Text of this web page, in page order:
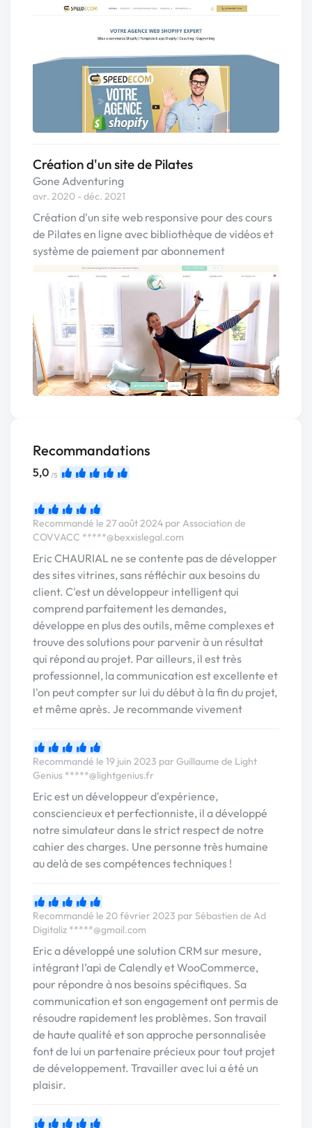
Création d'un site de Pilates
Gone Adventuring
avr. 2020 - déc. 2021
Création d'un site web responsive pour des cours
de Pilates en ligne avec bibliothèque de vidéos et
système de paiement par abonnement
Recommandations
5,0 /5
Recommandé le 27 août 2024 par Association de
COVVACC *****@bexxislegal.com
Eric CHAURIAL ne se contente pas de développer
des sites vitrines, sans réfléchir aux besoins du
client. C'est un développeur intelligent qui
comprend parfaitement les demandes,
développe en plus des outils, même complexes et
trouve des solutions pour parvenir à un résultat
qui répond au projet. Par ailleurs, il est très
professionnel, la communication est excellente et
l'on peut compter sur lui du début à la fin du projet,
et même après. Je recommande vivement
Recommandé le 19 juin 2023 par Guillaume de Light
Genius *****@lightgenius.fr
Eric est un développeur d'expérience,
consciencieux et perfectionniste, il a développé
notre simulateur dans le strict respect de notre
cahier des charges. Une personne très humaine
au delà de ses compétences techniques !
Recommandé le 20 février 2023 par Sébastien de Ad
Digitaliz *****@gmail.com
Eric a développé une solution CRM sur mesure,
intégrant l’api de Calendly et WooCommerce,
pour répondre à nos besoins spécifiques. Sa
communication et son engagement ont permis de
résoudre rapidement les problèmes. Son travail
de haute qualité et son approche personnalisée
font de lui un partenaire précieux pour tout projet
de développement. Travailler avec lui a été un
plaisir.